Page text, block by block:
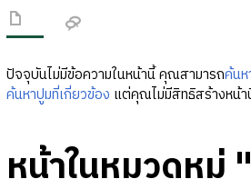
ปัจจุบันไม่มีข้อความในหน้านี้ คุณสามารถค้น
ค้นหาปูมที่เกี่ยวข้อง แต่คุณไม่มีสิทธิสร้างหน้